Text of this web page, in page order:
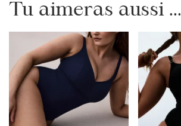
Tu aimeras aussi ...